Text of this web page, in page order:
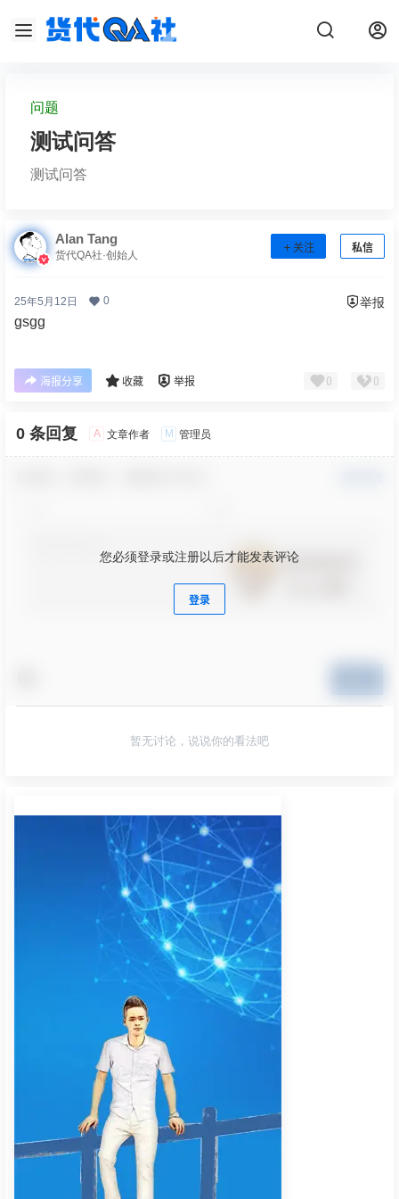
问题
测试问答
测试问答
Alan Tang
货代QA社·创始人
关注 私信
25年5月12日 0 举报
gsgg
海报分享 收藏 举报 0 0
0 条回复 A 文章作者 M 管理员
您必须登录或注册以后才能发表评论
登录
暂无讨论，说说你的看法吧